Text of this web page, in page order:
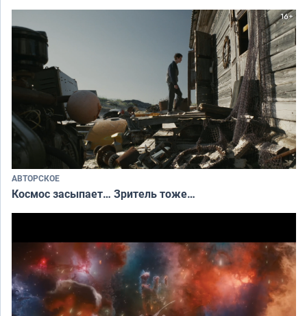
АВТОРСКОЕ
Космос засыпает… Зритель тоже…